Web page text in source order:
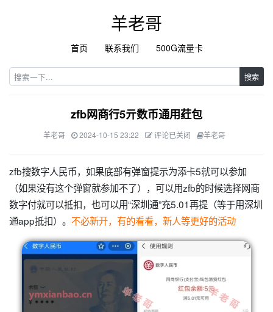
羊老哥
首页 联系我们 500G流量卡
搜索
zfb网商行5亓数币通用荭包
羊老哥 2024-10-15 23:22 评论已关闭 羊老哥
zfb搜数字人民币，如果底部有弹窗提示为添卡5就可以参加
（如果没有这个弹窗就参加不了），可以用zfb的时候选择网商
数字付就可以抵扣，也可以用“深圳通”充5.01再提（等于用深圳
通app抵扣）。 不必新开，有的看看，新人等更好的活动